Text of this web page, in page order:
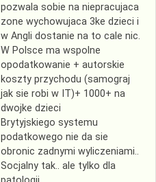
pozwala sobie na niepracujaca
zone wychowujaca 3ke dzieci i
w Angli dostanie na to cale nic.
W Polsce ma wspolne
opodatkowanie + autorskie
koszty przychodu (samograj
jak sie robi w IT)+ 1000+ na
dwojke dzieci
Brytyjskiego systemu
podatkowego nie da sie
obronic zadnymi wyliczeniami..
Socjalny tak.. ale tylko dla